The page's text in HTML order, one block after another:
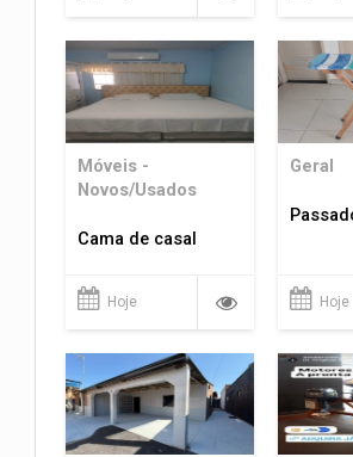
Móveis -
Novos/Usados
Cama de casal
Hoje
Geral
Hoje